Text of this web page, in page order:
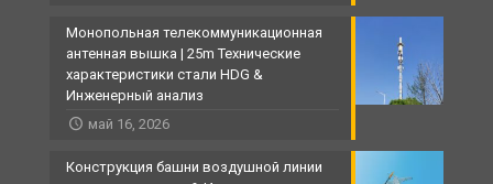
Монопольная телекоммуникационная
антенная вышка | 25m Технические
характеристики стали HDG &
Инженерный анализ
май 16, 2026
Конструкция башни воздушной линии